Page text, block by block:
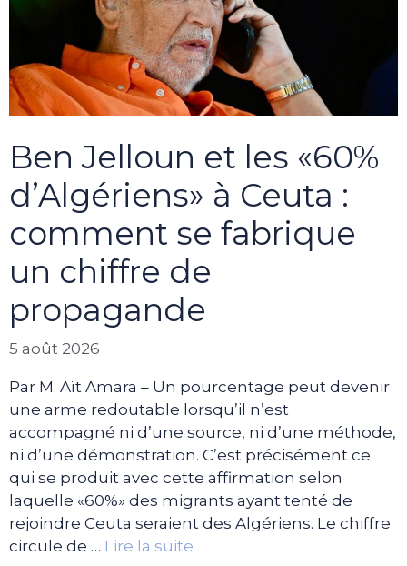
Ben Jelloun et les «60%
d’Algériens» à Ceuta :
comment se fabrique
un chiffre de
propagande
5 août 2026
Par M. Aït Amara – Un pourcentage peut devenir
une arme redoutable lorsqu’il n’est
accompagné ni d’une source, ni d’une méthode,
ni d’une démonstration. C’est précisément ce
qui se produit avec cette affirmation selon
laquelle «60%» des migrants ayant tenté de
rejoindre Ceuta seraient des Algériens. Le chiffre
circule de … Lire la suite